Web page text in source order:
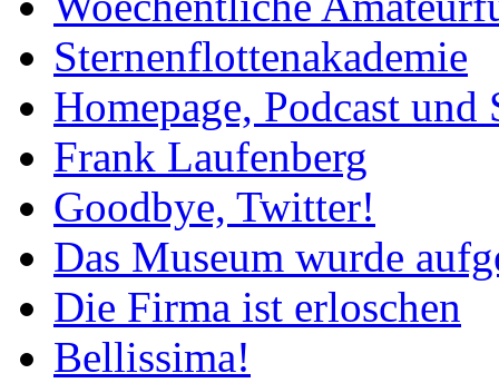
Sternenflottenakademie
Homepage, Podcast
Frank Laufenberg
Goodbye, Twitter!
Das Museum wurde
Die Firma ist erloschen
Bellissima!